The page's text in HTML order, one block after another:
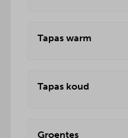
Tapas warm
Tapas koud
Groentes